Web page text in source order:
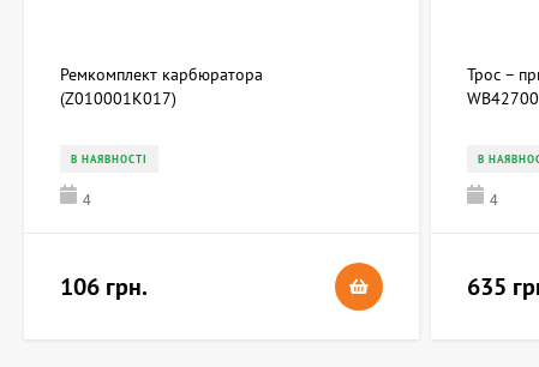
Ремкомплект карбюратора
(Z010001K017)
В НАЯВНОСТІ
4
106 грн.
Трос –
В
4
635